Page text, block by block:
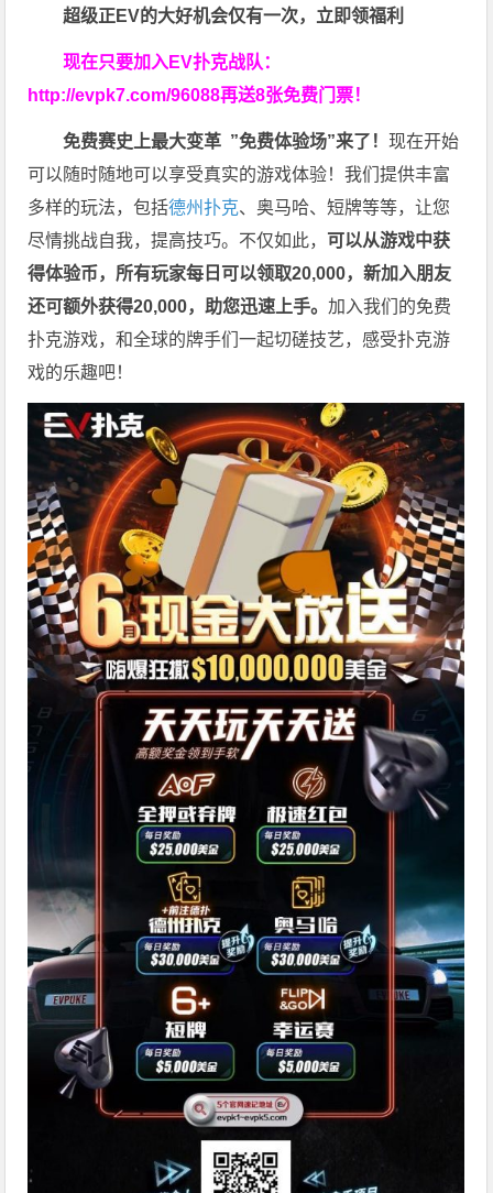
超级正EV的大好机会仅有一次，立即领福利
现在只要加入EV扑克战队：
http://evpk7.com/96088再送8张免费门票！
免费赛史上最大变革 ”免费体验场”来了！现在开始
可以随时随地可以享受真实的游戏体验！我们提供丰富
多样的玩法，包括德州扑克、奥马哈、短牌等等，让您
尽情挑战自我，提高技巧。不仅如此， 可以从游戏中获
得体验币，所有玩家每日可以领取20,000，新加入朋友
还可额外获得20,000，助您迅速上手。加入我们的免费
扑克游戏，和全球的牌手们一起切磋技艺，感受扑克游
戏的乐趣吧！